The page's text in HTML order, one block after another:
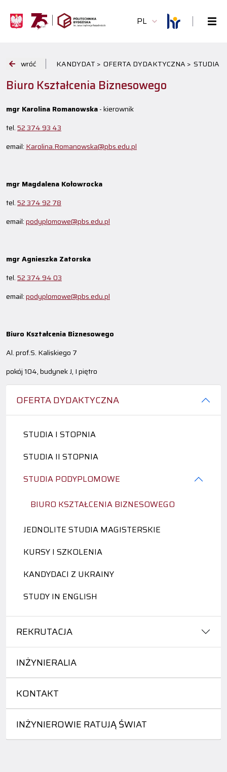
PL
wróć KANDYDAT > OFERTA DYDAKTYCZNA > STUDIA
OFERTA DYDAKTYCZNA
STUDIA I STOPNIA
STUDIA II STOPNIA
STUDIA PODYPLOMOWE
BIURO KSZTAŁCENIA BIZNESOWEGO
JEDNOLITE STUDIA MAGISTERSKIE
KURSY I SZKOLENIA
KANDYDACI Z UKRAINY
STUDY IN ENGLISH
REKRUTACJA
INŻYNIERALIA
KONTAKT
INŻYNIEROWIE RATUJĄ ŚWIAT
Biuro Kształcenia Biznesowego
mgr Karolina Romanowska- kierownik
tel.52 374 93 43
email: Karolina.Romanowska@pbs.edu.pl
mgr Magdalena Kołowrocka
tel.52 374 92 78
email:podyplomowe@pbs.edu.pl
mgr Agnieszka Zatorska
tel.52 374 94 03
email:podyplomowe@pbs.edu.pl
Biuro Kształcenia Biznesowego
Al. prof.S. Kaliskiego 7
pokój 104, budynek J, I piętro